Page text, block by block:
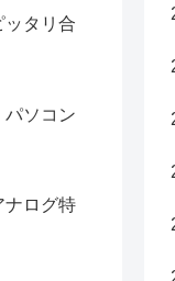
ッタリ合
パソコン
ナログ特